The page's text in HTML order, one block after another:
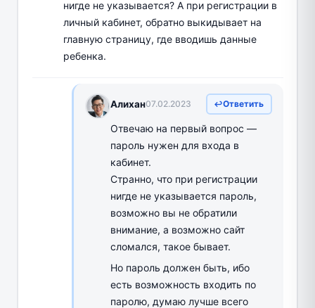
нигде не указывается? А при регистрации в
личный кабинет, обратно выкидывает на
главную страницу, где вводишь данные
ребенка.
Алихан07.02.2023 Ответить
Отвечаю на первый вопрос —
пароль нужен для входа в
кабинет.
Странно, что при регистрации
нигде не указывается пароль,
возможно вы не обратили
внимание, а возможно сайт
сломался, такое бывает.
Но пароль должен быть, ибо
есть возможность входить по
паролю, думаю лучше всего